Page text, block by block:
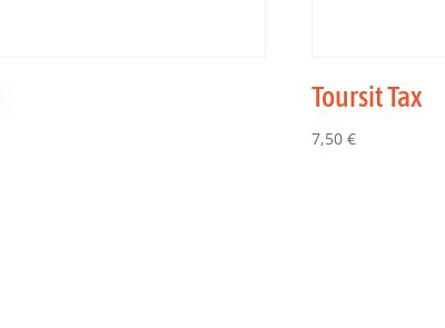
Toursit Tax
7,50€